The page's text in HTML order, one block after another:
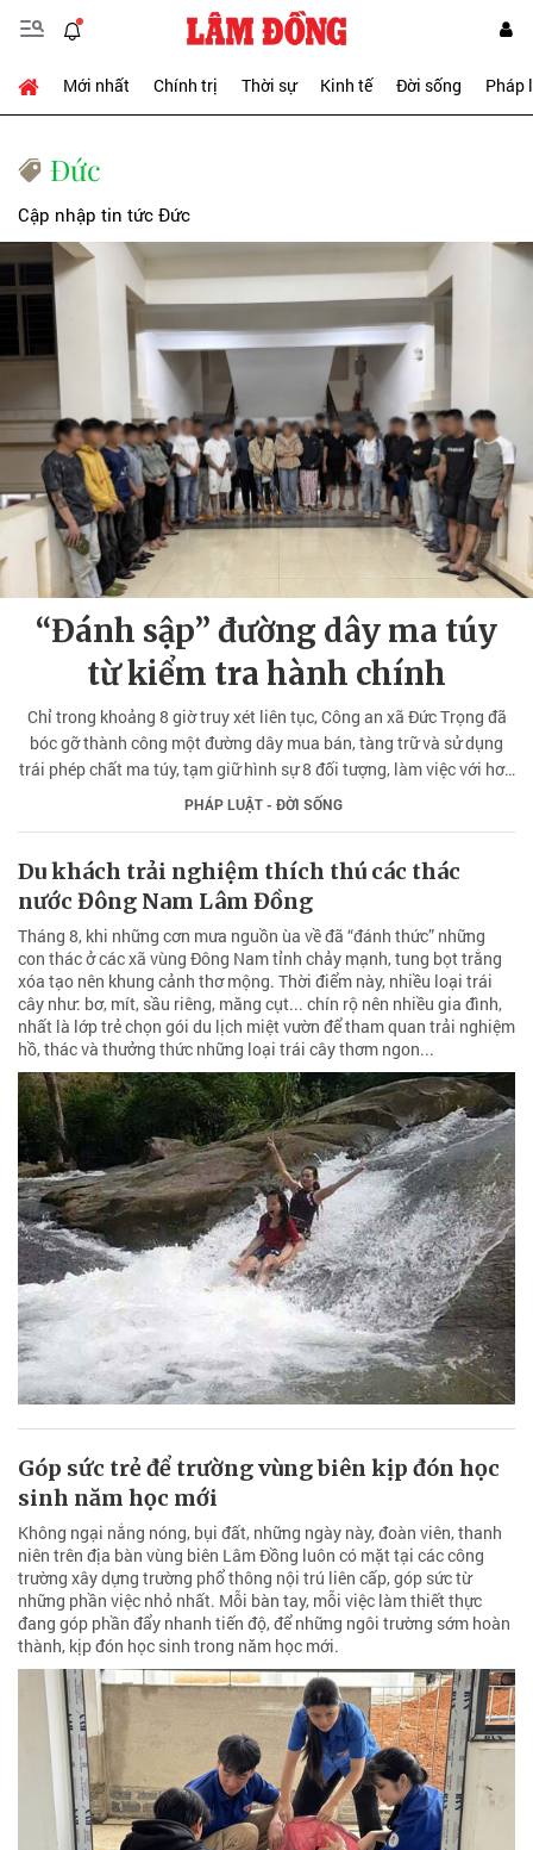
Mới nhất Chính trị Thời sự Kinh tế Đời sống Pháp
Đức
Cập nhập tin tức Đức
“Đánh sập” đường dây ma túy
từ kiểm tra hành chính
Chỉ trong khoảng 8 giờ truy xét liên tục, Công an xã Đức Trọng đã
bóc gỡ thành công một đường dây mua bán, tàng trữ và sử dụng
trái phép chất ma túy, tạm giữ hình sự 8 đối tượng, làm việc với hơn
30 trường hợp liên quan.
PHÁP LUẬT - ĐỜI SỐNG
Du khách trải nghiệm thích thú các thác
nước Đông Nam Lâm Đồng
Tháng 8, khi những cơn mưa nguồn ùa về đã “đánh thức” những
con thác ở các xã vùng Đông Nam tỉnh chảy mạnh, tung bọt trắng
xóa tạo nên khung cảnh thơ mộng. Thời điểm này, nhiều loại trái
cây như: bơ, mít, sầu riêng, măng cụt... chín rộ nên nhiều gia đình,
nhất là lớp trẻ chọn gói du lịch miệt vườn để tham quan trải nghiệm
hồ, thác và thưởng thức những loại trái cây thơm ngon...
Góp sức trẻ để trường vùng biên kịp đón học
sinh năm học mới
Không ngại nắng nóng, bụi đất, những ngày này, đoàn viên, thanh
niên trên địa bàn vùng biên Lâm Đồng luôn có mặt tại các công
trường xây dựng trường phổ thông nội trú liên cấp, góp sức từ
những phần việc nhỏ nhất. Mỗi bàn tay, mỗi việc làm thiết thực
đang góp phần đẩy nhanh tiến độ, để những ngôi trường sớm hoàn
thành, kịp đón học sinh trong năm học mới.